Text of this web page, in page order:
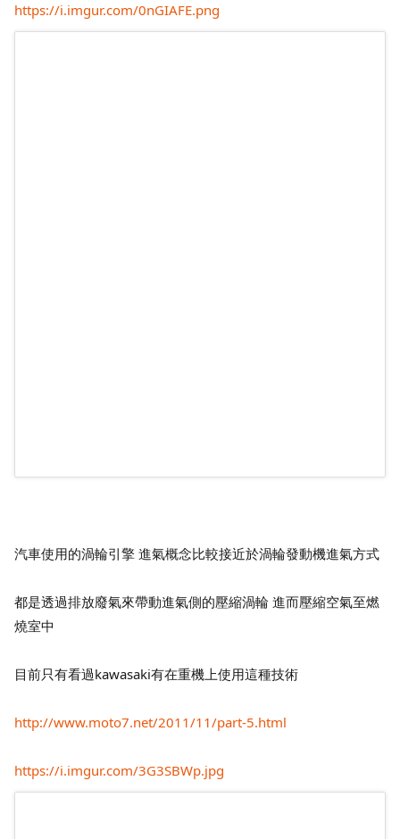
https://i.imgur.com/0nGIAFE.png
汽車使用的渦輪引擎 進氣概念比較接近於渦輪發動機進氣方式
都是透過排放廢氣來帶動進氣側的壓縮渦輪 進而壓縮空氣至燃
燒室中
目前只有看過kawasaki有在重機上使用這種技術
http://www.moto7.net/2011/11/part-5.html
https://i.imgur.com/3G3SBWp.jpg